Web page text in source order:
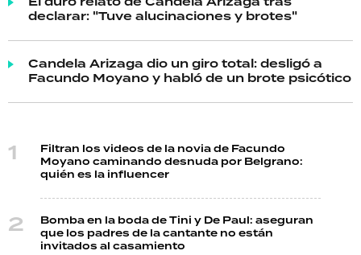
declarar: "Tuve alucinaciones y brotes"
Candela Arizaga dio un giro total: desligó a
Facundo Moyano y habló de un brote psicótico
Filtran los videos de la novia de Facundo
Moyano caminando desnuda por Belgrano:
quién es la influencer
Bomba en la boda de Tini y De Paul: aseguran
que los padres de la cantante no están
invitados al casamiento